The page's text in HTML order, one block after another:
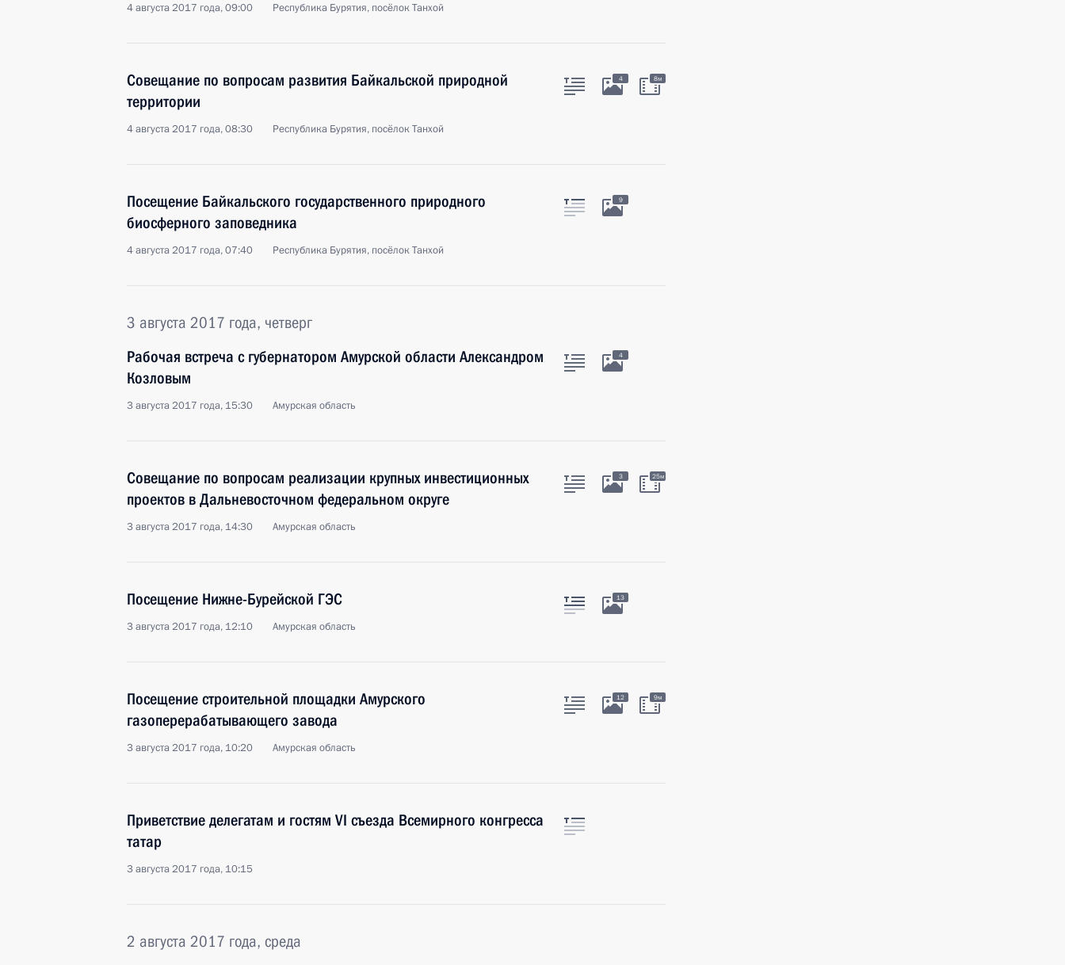
4 августа 2017 года, 09:00 Республика Бурятия, посёлок Танхой
Совещание по вопросам развития Байкальской природной
территории
4 августа 2017 года, 08:30 Республика Бурятия, посёлок Танхой
4 8м
Посещение Байкальского государственного природного
биосферного заповедника
4 августа 2017 года, 07:40 Республика Бурятия, посёлок Танхой
9
3 августа 2017 года, четверг
Рабочая встреча с губернатором Амурской области Александром
Козловым
3 августа 2017 года, 15:30 Амурская область
4
Совещание по вопросам реализации крупных инвестиционных
проектов в Дальневосточном федеральном округе
3 августа 2017 года, 14:30 Амурская область
3 25м
Посещение Нижне-Бурейской ГЭС
3 августа 2017 года, 12:10 Амурская область
13
Посещение строительной площадки Амурского
газоперерабатывающего завода
3 августа 2017 года, 10:20 Амурская область
12 9м
Приветствие делегатам и гостям VI съезда Всемирного конгресса
татар
3 августа 2017 года, 10:15
2 августа 2017 года, среда